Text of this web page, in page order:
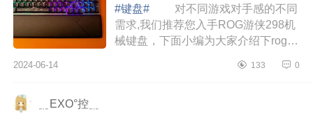
#键盘#
对不同游戏对手感的不同
需求,我们推荐您入手ROG游侠298机
械键盘，下面小编为大家介绍下rog游
买吗 rog游侠2有线还是无线
2024-06-14 133 0
﹎EXO°控﹎